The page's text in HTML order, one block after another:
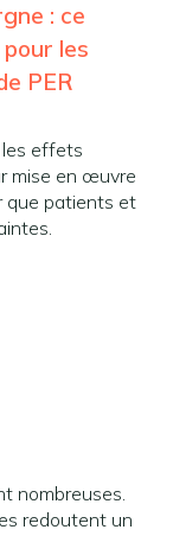
: ce
les
PER
effets
mise en œuvre
que patients et
nombreuses.
redoutent un